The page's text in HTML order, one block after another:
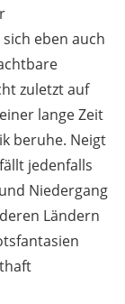
eben auch
zuletzt auf
lange Zeit
beruhe. Neigt
jedenfalls
Niedergang
Ländern